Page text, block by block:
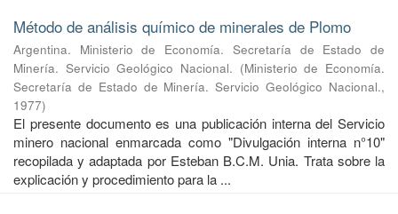
Método de análisis químico de minerales de Plomo
Argentina. Ministerio de Economía. Secretaría de Estado de
Minería. Servicio Geológico Nacional. (Ministerio de Economía.
Secretaría de Estado de Minería. Servicio Geológico Nacional.,
1977)
El presente documento es una publicación interna del Servicio
minero nacional enmarcada como "Divulgación interna n°10"
recopilada y adaptada por Esteban B.C.M. Unia. Trata sobre la
explicación y procedimiento para la ...